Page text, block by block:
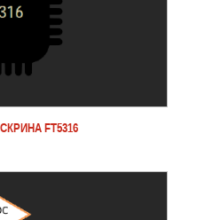
FT5316